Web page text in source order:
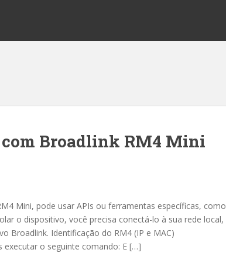
Broadlink RM4 Mini
Mini, pode usar APIs ou ferramentas específicas, como
o dispositivo, você precisa conectá-lo à sua rede local,
Broadlink. Identificação do RM4 (IP e MAC)
executar o seguinte comando: E […]